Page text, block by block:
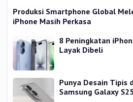
Produksi Smartphone Global
iPhone Masih Perkasa
8 Peningkatan
Layak Dibeli
Punya Desain Tipis
Samsung Galaxy